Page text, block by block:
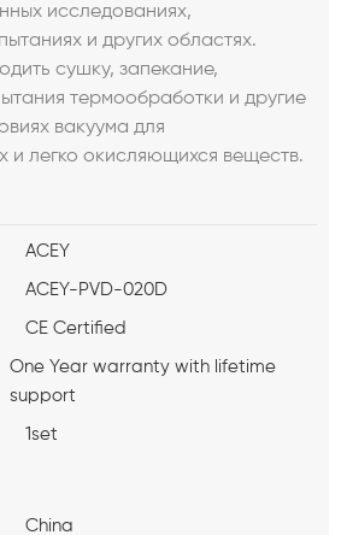
исследованиях,
и других областях.
сушку, запекание,
термообработки и другие
вакуума для
и легко окисляющихся веществ.
ACEY
ACEY-PVD-020D
CE Certified
One Year warranty with lifetime
support
1set
China